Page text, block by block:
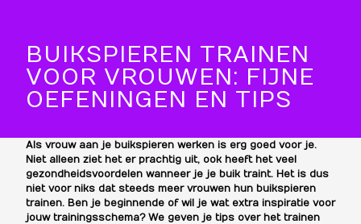
BUIKSPIEREN TRAINEN
VOOR VROUWEN: FIJNE
OEFENINGEN EN TIPS
Als vrouw aan je buikspieren werken is erg goed voor je.
Niet alleen ziet het er prachtig uit, ook heeft het veel
gezondheidsvoordelen wanneer je je buik traint. Het is dus
niet voor niks dat steeds meer vrouwen hun buikspieren
trainen. Ben je beginnende of wil je wat extra inspiratie voor
jouw trainingsschema? We geven je tips over het trainen